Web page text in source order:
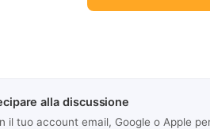
alla discussione
il tuo account email, Google o Apple